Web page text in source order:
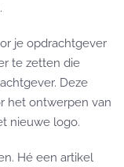
je opdrachtgever
te zetten die
Deze
het ontwerpen van
nieuwe logo.
Hé een artikel